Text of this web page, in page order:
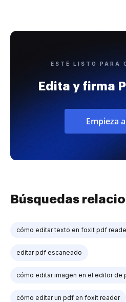
ESTÉ LISTO PARA
Edita y firma
Empieza
Búsquedas
cómo editar texto en foxit pdf
editar pdf escaneado
cómo editar imagen en el editor de
cómo editar un pdf en foxit reader